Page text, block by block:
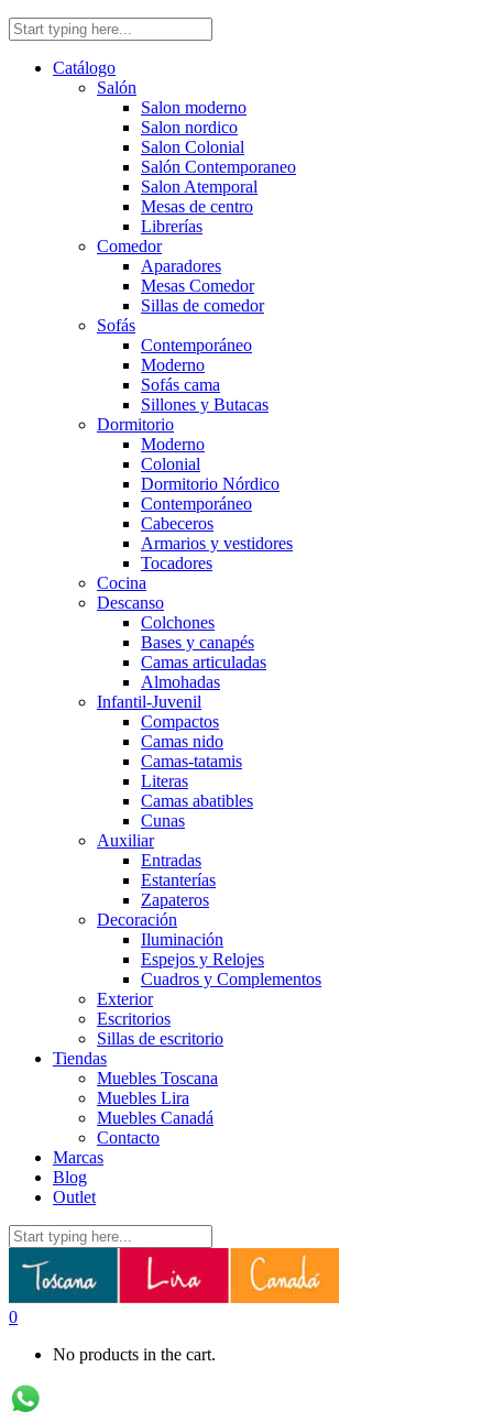
Catálogo
Salón
Salon moderno
Salon nordico
Salon Colonial
Salón Contemporaneo
Salon Atemporal
Mesas de centro
Librerías
Comedor
Aparadores
Mesas Comedor
Sillas de comedor
Sofás
Contemporáneo
Moderno
Sofás cama
Sillones y Butacas
Dormitorio
Moderno
Colonial
Dormitorio Nórdico
Contemporáneo
Cabeceros
Armarios y vestidores
Tocadores
Cocina
Descanso
Colchones
Bases y canapés
Camas articuladas
Almohadas
Infantil-Juvenil
Compactos
Camas nido
Camas-tatamis
Literas
Camas abatibles
Cunas
Auxiliar
Entradas
Estanterías
Zapateros
Decoración
Iluminación
Espejos y Relojes
Cuadros y Complementos
Exterior
Escritorios
Sillas de escritorio
Tiendas
Muebles Toscana
Muebles Lira
Muebles Canadá
Contacto
Marcas
Blog
Outlet
0
No products in the cart.